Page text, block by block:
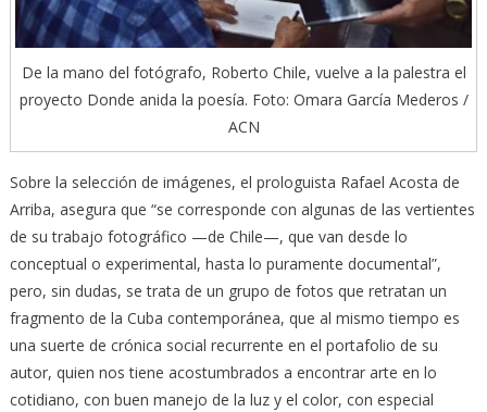
De la mano del fotógrafo, Roberto Chile, vuelve a la palestra el
proyecto Donde anida la poesía. Foto: Omara García Mederos /
ACN
Sobre la selección de imágenes, el prologuista Rafael Acosta de
Arriba, asegura que “se corresponde con algunas de las vertientes
de su trabajo fotográfico —de Chile—, que van desde lo
conceptual o experimental, hasta lo puramente documental”,
pero, sin dudas, se trata de un grupo de fotos que retratan un
fragmento de la Cuba contemporánea, que al mismo tiempo es
una suerte de crónica social recurrente en el portafolio de su
autor, quien nos tiene acostumbrados a encontrar arte en lo
cotidiano, con buen manejo de la luz y el color, con especial